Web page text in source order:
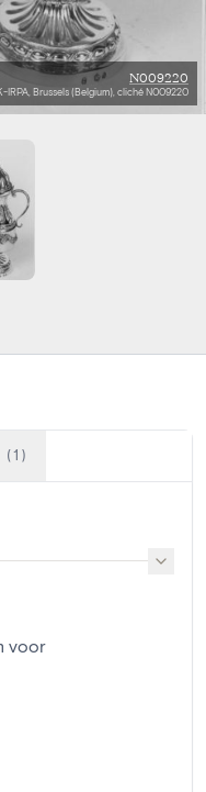
N009220
IRPA, Brussels (Belgium), cliché N009220
(1)
voor